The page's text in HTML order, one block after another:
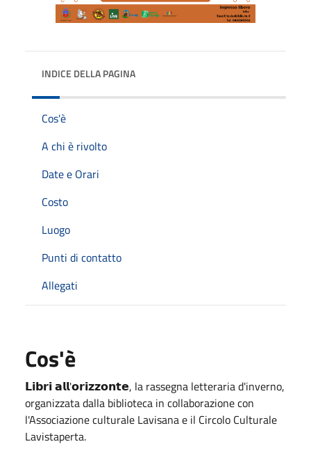
INDICE DELLA PAGINA
Cos'è
A chi è rivolto
Date e Orari
Costo
Luogo
Punti di contatto
Allegati
Cos'è
𝗟𝗶𝗯𝗿𝗶 𝗮𝗹𝗹'𝗼𝗿𝗶𝘇𝘇𝗼𝗻𝘁𝗲, la rassegna letteraria d'inverno,
organizzata dalla biblioteca in collaborazione con
l'Associazione culturale Lavisana e il Circolo Culturale
Lavistaperta.